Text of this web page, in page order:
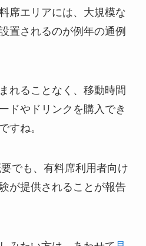
席エリアには、大規模な
置されるのが例年の通例
れることなく、移動時間
ドやドリンクを購入でき
すね。
でも、有料席利用者向け
が提供されることが報告